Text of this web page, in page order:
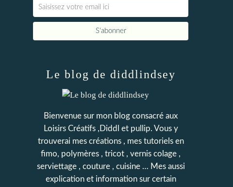
Le blog de diddlindsey
Bienvenue sur mon blog consacré aux
Loisirs Créatifs ,Diddl et pullip. Vous y
trouverai mes créations , mes tutoriels en
fimo, polymères , tricot , vernis colage ,
serviettage , couture , cuisine … Mes aussi
explication et information sur certain